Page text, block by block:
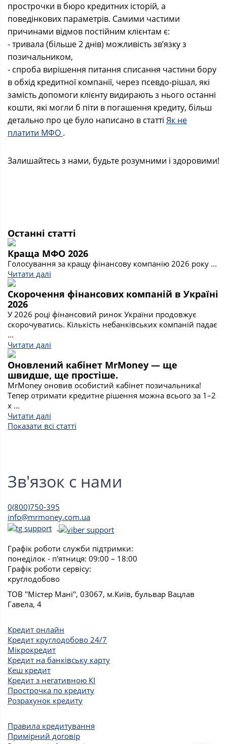
прострочки в бюро кредитних історій, а
поведінкових параметрів. Самими частими
причинами відмов постійним клієнтам є:
- тривала (більше 2 днів) можливість зв’язку з
позичальником,
- спроба вирішення питання списання частини бору
в обхід кредитної компанії, через псевдо-рішал, які
замість допомоги клієнту видирають з нього останні
кошти, які могли б піти в погашення кредиту, більш
детально про це було написано в статті Як не
платити МФО .
Залишайтесь з нами, будьте розумними і здоровими!
Останні статті
Краща МФО 2026
Голосування за кращу фінансову компанію 2026 року ...
Читати далі
Скорочення фінансових компаній в Україні
2026
У 2026 році фінансовий ринок України продовжує
скорочуватись. Кількість небанківських компаній падає
...
Читати далі
Оновлений кабінет MrMoney — ще
швидше, ще простіше.
MrMoney оновив особистий кабінет позичальника!
Тепер отримати кредитне рішення можна всього за 1–2
х ...
Читати далі
Показати всі статті
Зв'язок с нами
0(800)750-395
info@mrmoney.com.ua
Графік роботи служби підтримки:
понеділок - п'ятниця: 09:00 – 18:00
Графік роботи сервісу:
круглодобово
ТОВ "Містер Мані", 03067, м.Київ, бульвар Вацлав
Гавела, 4
Кредит онлайн
Кредит круглодобово 24/7
Мікрокредит
Кредит на банківську карту
Кеш кредит
Кредит з негативною КІ
Прострочка по кредиту
Розрахунок кредиту
Правила кредитування
Примірний договір